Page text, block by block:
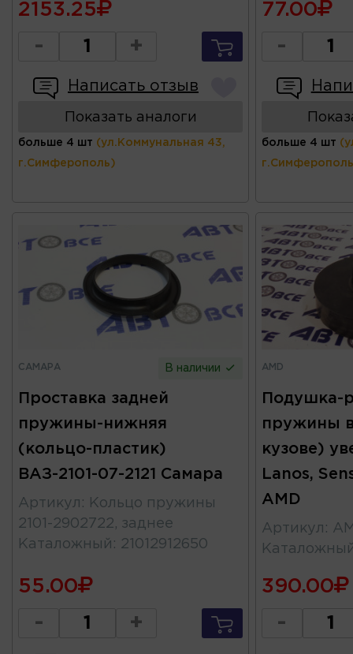
2153.25
- +
Написать отзыв
Показать аналоги
больше 4 шт (ул.Коммунальная 43,
г.Симферополь)
77.00
-
больше 4 шт
САМАРА В наличии
Проставка задней
пружины-нижняя
(кольцо-пластик)
ВАЗ-2101-07-2121 Самара
Артикул :
Кольцо пружины
2101-2902722, заднее
Каталожный : 21012912650
55.00
- +
AMD
Подушка-
пружины
кузове)
Lanos,
AMD
Артикул :
390.00
-